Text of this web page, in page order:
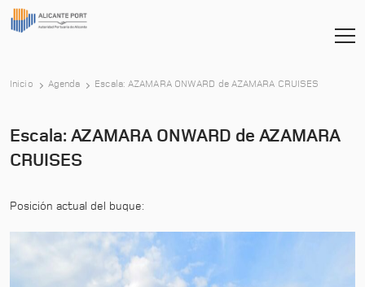
Inicio Agenda Escala: AZAMARA ONWARD de AZAMARA CRUISES
Escala: AZAMARA ONWARD de AZAMARA
CRUISES
Posición actual del buque: